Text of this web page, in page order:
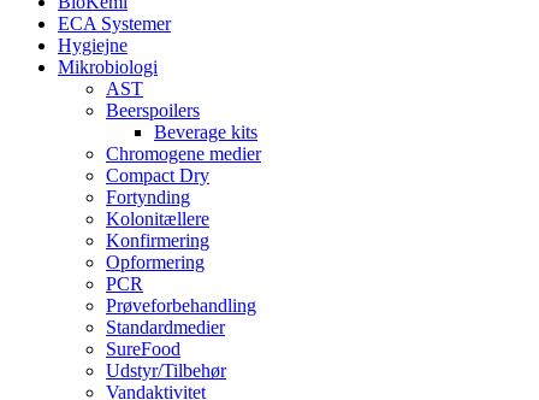
ECA Systemer
Hygiejne
Mikrobiologi
AST
Beerspoilers
Beverage kits
Chromogene medier
Compact Dry
Fortynding
Kolonitællere
Konfirmering
Opformering
PCR
Prøveforbehandling
Standardmedier
SureFood
Udstyr/Tilbehør
Vandaktivitet